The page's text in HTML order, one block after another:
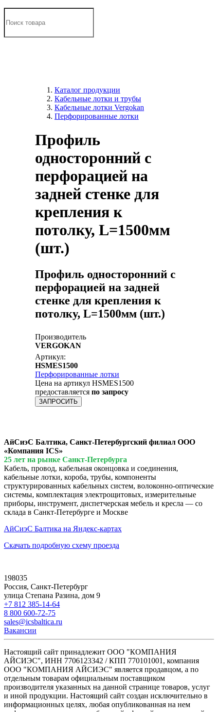
Каталог продукции
Кабельные лотки и трубы
Кабельные лотки Vergokan
Перфорированные лотки
Профиль
односторонний с
перфорацией на
задней стенке для
крепления к
потолку, L=1500мм
(шт.)
Профиль односторонний с
перфорацией на задней
стенке для крепления к
потолку, L=1500мм (шт.)
Производитель
VERGOKAN
Артикул:
HSMES1500
Перфорированные лотки
Цена на артикул HSMES1500
предоставляется по запросу
ЗАПРОСИТЬ
АйСиэС Балтика, Санкт-Петербургский филиал ООО
«Компания ICS»
25 лет на рынке Санкт-Петербурга
Кабель, провод, кабельная оконцовка и соединения,
кабельные лотки, короба, трубы, компоненты
структурированных кабельных систем, волоконно-оптические
системы, комплектация электрощитовых, измерительные
приборы, инструмент, диспетчерская мебель и кресла — со
склада в Санкт-Петербурге и Москве
АйСиэС Балтика на Яндекс-картах
Скачать подробную схему проезда
198035
Россия, Санкт-Петербург
улица Степана Разина, дом 9
+7 812 385-14-64
8 800 600-72-75
sales@icsbaltica.ru
Вакансии
Настоящий сайт принадлежит ООО "КОМПАНИЯ
АЙСИЭС", ИНН 7706123342 / КПП 770101001, компания
ООО "КОМПАНИЯ АЙСИЭС" является продавцом, а по
отдельным товарам официальным поставщиком
производителя указанных на данной странице товаров, услуг
и иной продукции. Настоящий сайт создан исключительно в
информационных целях, любая опубликованная на нем